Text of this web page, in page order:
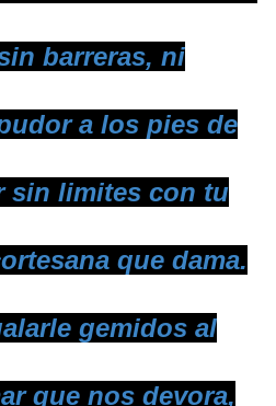
barreras, ni
a los pies de
sin limites con tu
que dama.
gemidos al
que nos devora,